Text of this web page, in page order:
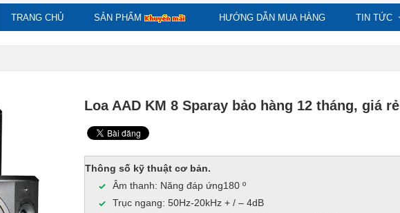
TRANG CHỦ SẢN PHẨM HƯỚNG DẪN MUA HÀNG TIN TỨC
Loa AAD KM 8 Sparay bảo hàng 12 tháng, giá rẻ
Thông số kỹ thuật cơ bản.
Âm thanh: Năng đáp ứng180 º
Trục ngang: 50Hz-20kHz + / – 4dB